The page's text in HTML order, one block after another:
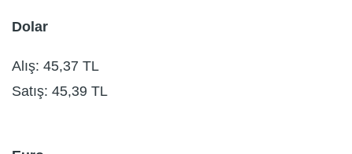
Dolar
Alış: 45,37 TL
Satış: 45,39 TL